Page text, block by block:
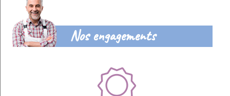
Nos engagements